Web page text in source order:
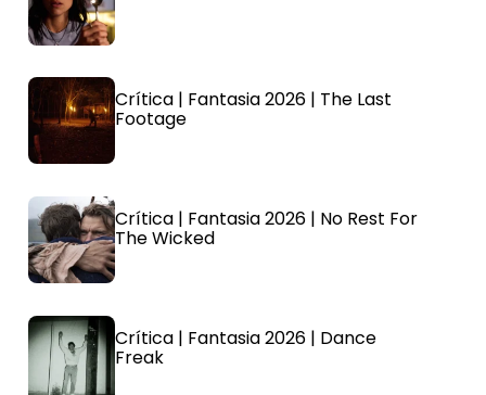
Crítica | Fantasia 2026 | The Last
Footage
Crítica | Fantasia 2026 | No Rest For
The Wicked
Crítica | Fantasia 2026 | Dance
Freak